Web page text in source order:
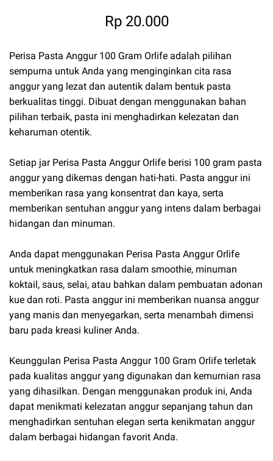
Rp 20.000
Perisa Pasta Anggur 100 Gram Orlife adalah pilihan
sempurna untuk Anda yang menginginkan cita rasa
anggur yang lezat dan autentik dalam bentuk pasta
berkualitas tinggi. Dibuat dengan menggunakan bahan
pilihan terbaik, pasta ini menghadirkan kelezatan dan
keharuman otentik.
Setiap jar Perisa Pasta Anggur Orlife berisi 100 gram pasta
anggur yang dikemas dengan hati-hati. Pasta anggur ini
memberikan rasa yang konsentrat dan kaya, serta
memberikan sentuhan anggur yang intens dalam berbagai
hidangan dan minuman.
Anda dapat menggunakan Perisa Pasta Anggur Orlife
untuk meningkatkan rasa dalam smoothie, minuman
koktail, saus, selai, atau bahkan dalam pembuatan adonan
kue dan roti. Pasta anggur ini memberikan nuansa anggur
yang manis dan menyegarkan, serta menambah dimensi
baru pada kreasi kuliner Anda.
Keunggulan Perisa Pasta Anggur 100 Gram Orlife terletak
pada kualitas anggur yang digunakan dan kemurnian rasa
yang dihasilkan. Dengan menggunakan produk ini, Anda
dapat menikmati kelezatan anggur sepanjang tahun dan
menghadirkan sentuhan elegan serta kenikmatan anggur
dalam berbagai hidangan favorit Anda.